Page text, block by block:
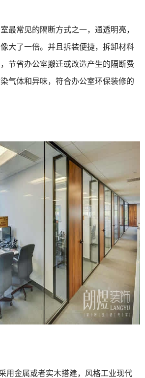
最常见的隔断方式之一， 通透明亮，
大了一倍。并且拆装便捷，拆卸材料
节省办公室搬迁或改造产生的隔断费
气体和异味，符合办公室环保装修的
用金属或者实木搭建， 风格工业现代